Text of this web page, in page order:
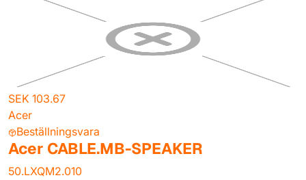
SEK 103.67
Acer
Beställningsvara
Acer CABLE.MB-SPEAKER
50.LXQM2.010